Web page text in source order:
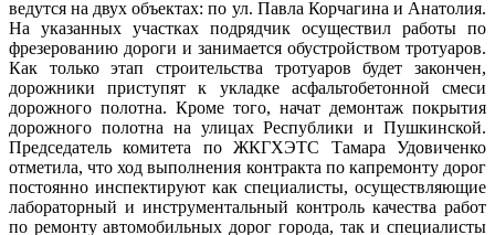
ведутся на двух объектах: по ул. Павла Корчагина и Анатолия.
На указанных участках подрядчик осуществил работы по
фрезерованию дороги и занимается обустройством тротуаров.
Как только этап строительства тротуаров будет закончен,
дорожники приступят к укладке асфальтобетонной смеси
дорожного полотна. Кроме того, начат демонтаж покрытия
дорожного полотна на улицах Республики и Пушкинской.
Председатель комитета по ЖКГХЭТС Тамара Удовиченко
отметила, что ход выполнения контракта по капремонту дорог
постоянно инспектируют как специалисты, осуществляющие
лабораторный и инструментальный контроль качества работ
по ремонту автомобильных дорог города, так и специалисты